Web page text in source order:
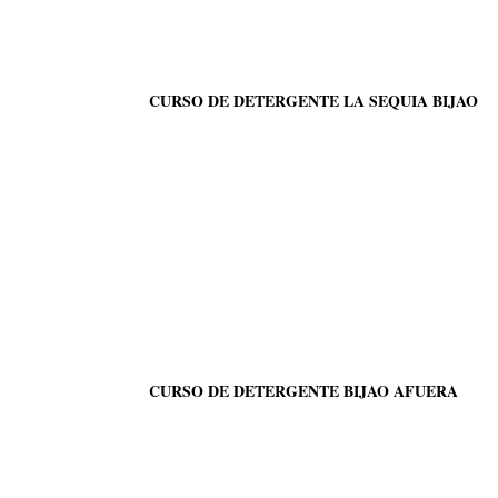
CURSO DE DETERGENTE LA SEQUIA BIJAO
CURSO DE DETERGENTE BIJAO AFUERA